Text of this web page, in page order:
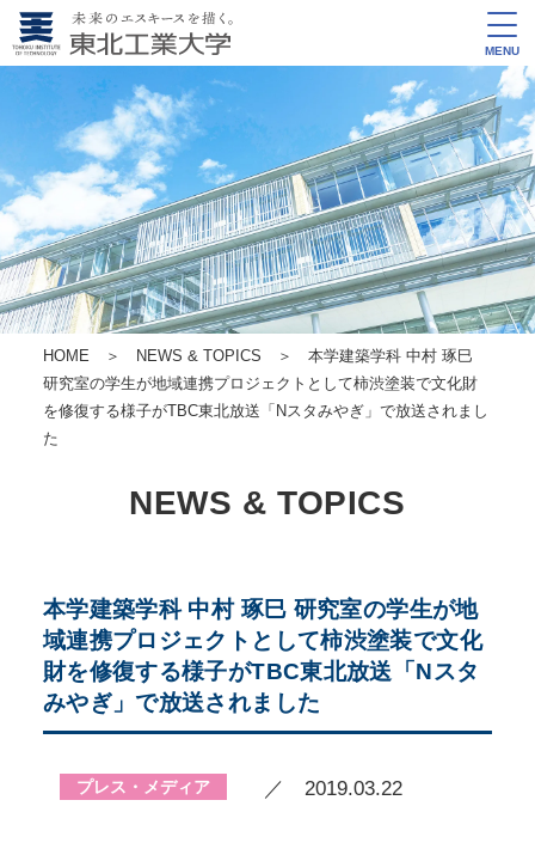
MENU
HOME ＞ NEWS & TOPICS ＞ 本学建築学科 中村 琢巳
研究室の学生が地域連携プロジェクトとして柿渋塗装で文化財
を修復する様子がTBC東北放送「Nスタみやぎ」で放送されまし
た
NEWS & TOPICS
本学建築学科 中村 琢巳 研究室の学生が地
域連携プロジェクトとして柿渋塗装で文化
財を修復する様子がTBC東北放送「Nスタ
みやぎ」で放送されました
プレス・メディア ／ 2019.03.22